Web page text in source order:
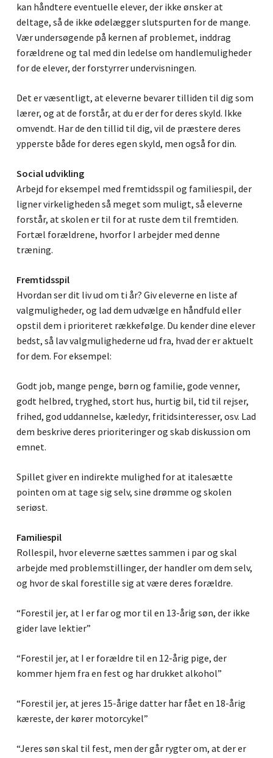
kan håndtere eventuelle elever, der ikke ønsker at
deltage, så de ikke ødelægger slutspurten for de mange.
Vær undersøgende på kernen af problemet, inddrag
forældrene og tal med din ledelse om handlemuligheder
for de elever, der forstyrrer undervisningen.
Det er væsentligt, at eleverne bevarer tilliden til dig som
lærer, og at de forstår, at du er der for deres skyld. Ikke
omvendt. Har de den tillid til dig, vil de præstere deres
ypperste både for deres egen skyld, men også for din.
Social udvikling
Arbejd for eksempel med fremtidsspil og familiespil, der
ligner virkeligheden så meget som muligt, så eleverne
forstår, at skolen er til for at ruste dem til fremtiden.
Fortæl forældrene, hvorfor I arbejder med denne
træning.
Fremtidsspil
Hvordan ser dit liv ud om ti år? Giv eleverne en liste af
valgmuligheder, og lad dem udvælge en håndfuld eller
opstil dem i prioriteret rækkefølge. Du kender dine elever
bedst, så lav valgmulighederne ud fra, hvad der er aktuelt
for dem. For eksempel:
Godt job, mange penge, børn og familie, gode venner,
godt helbred, tryghed, stort hus, hurtig bil, tid til rejser,
frihed, god uddannelse, kæledyr, fritidsinteresser, osv. Lad
dem beskrive deres prioriteringer og skab diskussion om
emnet.
Spillet giver en indirekte mulighed for at italesætte
pointen om at tage sig selv, sine drømme og skolen
seriøst.
Familiespil
Rollespil, hvor eleverne sættes sammen i par og skal
arbejde med problemstillinger, der handler om dem selv,
og hvor de skal forestille sig at være deres forældre.
“Forestil jer, at I er far og mor til en 13-årig søn, der ikke
gider lave lektier”
“Forestil jer, at I er forældre til en 12-årig pige, der
kommer hjem fra en fest og har drukket alkohol”
“Forestil jer, at jeres 15-årige datter har fået en 18-årig
kæreste, der kører motorcykel”
“Jeres søn skal til fest, men der går rygter om, at der er